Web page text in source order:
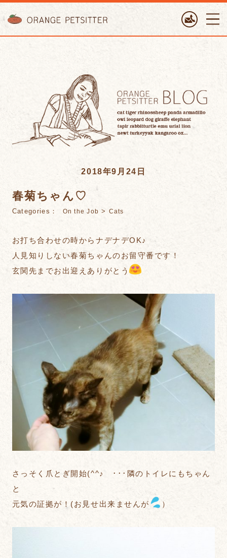
2018年9月24日
春菊ちゃん♡
Categories： On the Job > Cats
お打ち合わせの時からナデナデOK♪
人見知りしない春菊ちゃんのお留守番です！
玄関先までお出迎えありがとう
さっそく爪とぎ開始(^^♪ ･･･隣のトイレにもちゃん
と
元気の証拠が！(お見せ出来ませんが
）